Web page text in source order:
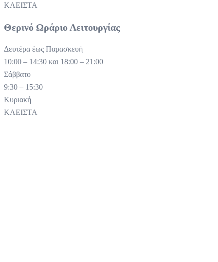
ΚΛΕΙΣΤΑ
Θερινό Ωράριο Λειτουργίας
Δευτέρα έως Παρασκευή
10:00 – 14:30 και 18:00 – 21:00
Σάββατο
9:30 – 15:30
Κυριακή
ΚΛΕΙΣΤΑ